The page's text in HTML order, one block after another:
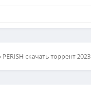
PERISH скачать торрент 2023